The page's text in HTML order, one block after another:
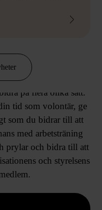
DIG
för ett mänskligare
på flera olika sätt.
tid som volontär, ge
som du bidrar till att
med arbetsträning
prylar och bidra till att
och styrelsens